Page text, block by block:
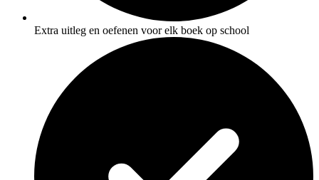
Extra uitleg en oefenen voor elk boek op school